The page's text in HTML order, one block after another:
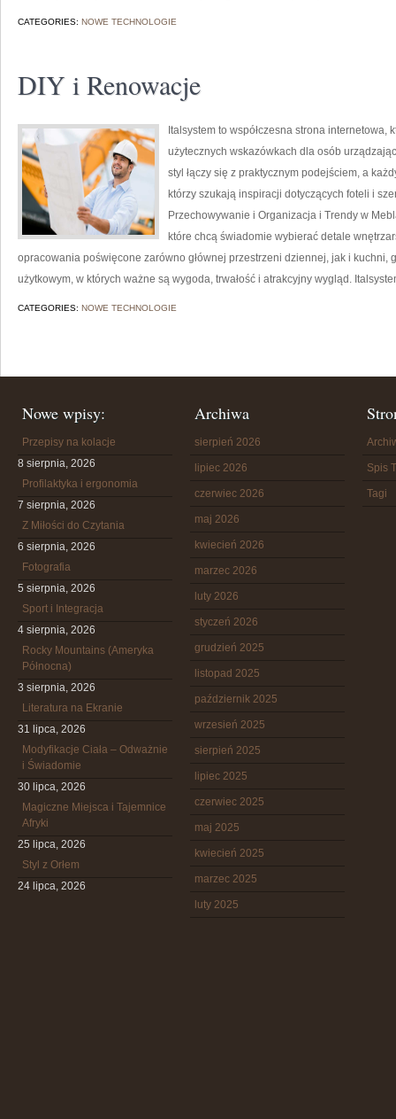
CATEGORIES: NOWE TECHNOLOGIE
DIY i Renowacje
Italsystem to współczesna strona
użytecznych wskazówkach dla osób
styl łączy się z praktycznym podejściem, a
którzy szukają inspiracji dotyczących foteli i
Przechowywanie i Organizacja i Trendy w
które chcą świadomie wybierać detale
opracowania poświęcone zarówno głównej przestrzeni dziennej, jak i kuchni,
użytkowym, w których ważne są wygoda, trwałość i atrakcyjny wygląd.
CATEGORIES: NOWE TECHNOLOGIE
Nowe wpisy:
Przepisy na kolacje
8 sierpnia, 2026
Profilaktyka i ergonomia
7 sierpnia, 2026
Z Miłości do Czytania
6 sierpnia, 2026
Fotografia
5 sierpnia, 2026
Sport i Integracja
4 sierpnia, 2026
Rocky Mountains (Ameryka
Północna)
3 sierpnia, 2026
Literatura na Ekranie
31 lipca, 2026
Modyfikacje Ciała – Odważnie
i Świadomie
30 lipca, 2026
Magiczne Miejsca i Tajemnice
Afryki
25 lipca, 2026
Styl z Orłem
24 lipca, 2026
Archiwa
sierpień 2026
lipiec 2026
czerwiec 2026
maj 2026
kwiecień 2026
marzec 2026
luty 2026
styczeń 2026
grudzień 2025
listopad 2025
październik 2025
wrzesień 2025
sierpień 2025
lipiec 2025
czerwiec 2025
maj 2025
kwiecień 2025
marzec 2025
luty 2025
Spis
Tagi